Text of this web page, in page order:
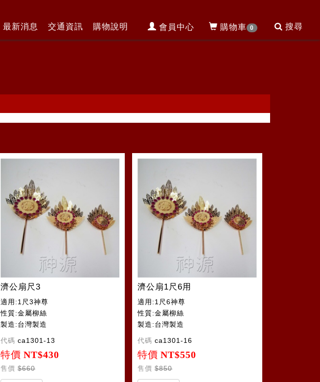
會員中心 購物車 0 搜尋
最新消息 交通資訊 購物說明
濟公扇尺3
適用:1尺3神尊
性質:金屬柳絲
製造:台灣製造
代碼 ca1301-13
特價 NT$430
售價 $660
濟公扇1尺6用
適用:1尺6神尊
性質:金屬柳絲
製造:台灣製造
代碼 ca1301-16
特價 NT$550
售價 $850